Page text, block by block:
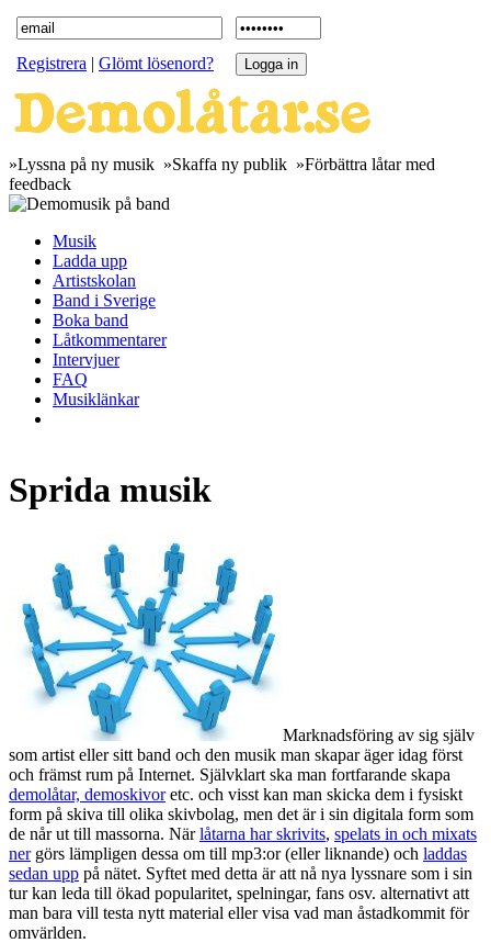
Registrera | Glömt lösenord?
»Lyssna på ny musik »Skaffa ny publik »Förbättra låtar med
feedback
Musik
Ladda upp
Artistskolan
Band i Sverige
Boka band
Låtkommentarer
Intervjuer
FAQ
Musiklänkar
Sprida musik
Marknadsföring av sig själv
som artist eller sitt band och den musik man skapar äger idag först
och främst rum på Internet. Självklart ska man fortfarande skapa
demolåtar, demoskivoretc. och visst kan man skicka dem i fysiskt
form på skiva till olika skivbolag, men det är i sin digitala form som
de når ut till massorna. Närlåtarna har skrivits, spelats in och mixats
nergörs lämpligen dessa om till mp3:or (eller liknande) och laddas
sedan upp på nätet. Syftet med detta är att nå nya lyssnare som i sin
tur kan leda till ökad popularitet, spelningar, fans osv. alternativt att
man bara vill testa nytt material eller visa vad man åstadkommit för
omvärlden.